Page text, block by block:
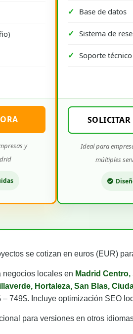
y
Base de datos
Sistema de
Soporte
Ideal para
múltiples
se cotizan en euros (EUR)
negocios locales en Madrid
Hortaleza, San Blas,
– 749$. Incluye optimización SEO
para versiones en otros